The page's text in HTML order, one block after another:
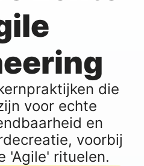
die
voor echte
en
voorbij
'Agile' rituelen.